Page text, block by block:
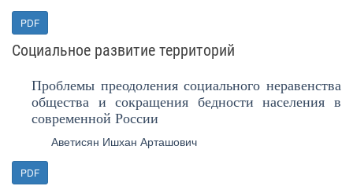
PDF
Социальное развитие территорий
Проблемы преодоления социального неравенства
общества и сокращения бедности населения в
современной России
Аветисян Ишхан Арташович
PDF